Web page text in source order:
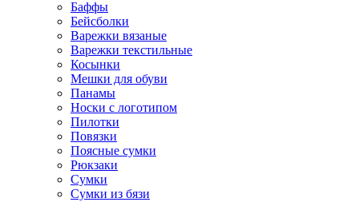
Баффы
Бейсболки
Варежки вязаные
Варежки текстильные
Косынки
Мешки для обуви
Панамы
Носки с логотипом
Пилотки
Повязки
Поясные сумки
Рюкзаки
Сумки
Сумки из бязи